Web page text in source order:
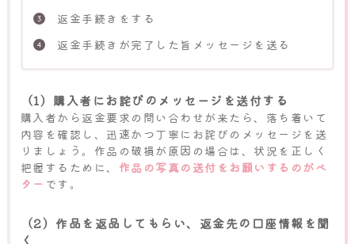
返金手続きをする
返金手続きが完了した旨メッセージを送る
（1）購入者にお詫びのメッセージを送付する
購入者から返金要求の問い合わせが来たら、落ち着いて
内容を確認し、迅速かつ丁寧にお詫びのメッセージを送
りましょう。作品の破損が原因の場合は、状況を正しく
把握するために、 作品の写真の送付をお願いするのがベ
ター です。
（2）作品を返品してもらい、返金先の口座情報を聞
く